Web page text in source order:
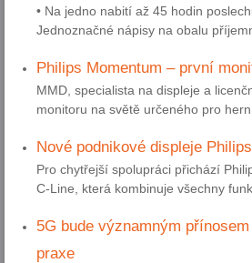
• Na jedno nabití až 45 hodin
Jednoznačné nápisy na obalu
Philips Momentum – první
MMD, specialista na displeje a
monitoru na světě určeného pro
Nové podnikové displeje
Pro chytřejší spolupráci přichází
C-Line, která kombinuje všechny
5G bude významným
praxe